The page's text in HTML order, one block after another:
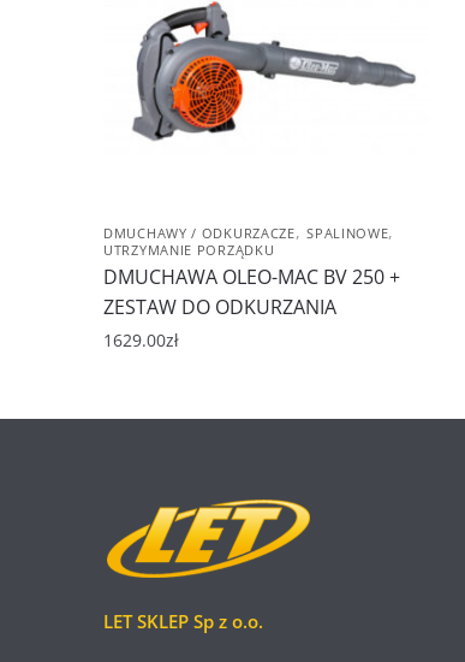
DMUCHAWY / ODKURZACZE,SPALINOWE,
UTRZYMANIE PORZĄDKU
DMUCHAWA OLEO-MAC BV 250 +
ZESTAW DO ODKURZANIA
1629.00zł
LET SKLEP Sp z o.o.